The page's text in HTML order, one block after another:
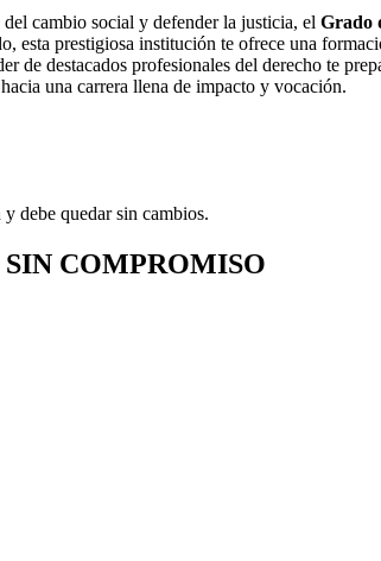
cambio social y defender la justicia, el Grado
esta prestigiosa institución te ofrece una
de destacados profesionales del derecho te
una carrera llena de impacto y vocación.
debe quedar sin cambios.
SIN COMPROMISO